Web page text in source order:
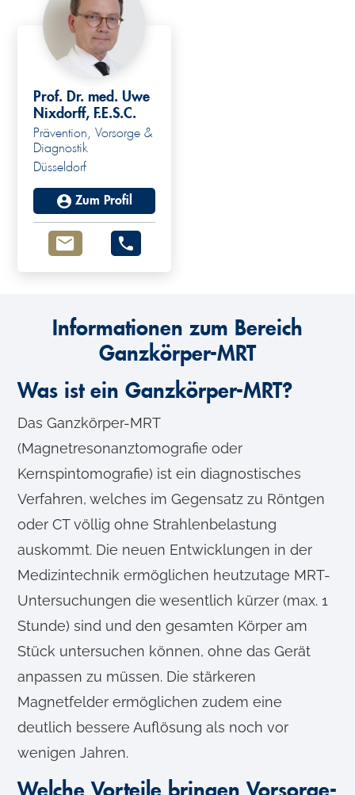
Prof. Dr. med. Uwe
Nixdorff, F.E.S.C.
Prävention, Vorsorge &
Diagnostik
Düsseldorf
Zum Profil
Informationen zum Bereich
Ganzkörper-MRT
Was ist ein Ganzkörper-MRT?
Das Ganzkörper-MRT
(Magnetresonanztomografie oder
Kernspintomografie) ist ein diagnostisches
Verfahren, welches im Gegensatz zu Röntgen
oder CT völlig ohne Strahlenbelastung
auskommt. Die neuen Entwicklungen in der
Medizintechnik ermöglichen heutzutage MRT-
Untersuchungen die wesentlich kürzer (max. 1
Stunde) sind und den gesamten Körper am
Stück untersuchen können, ohne das Gerät
anpassen zu müssen. Die stärkeren
Magnetfelder ermöglichen zudem eine
deutlich bessere Auflösung als noch vor
wenigen Jahren.